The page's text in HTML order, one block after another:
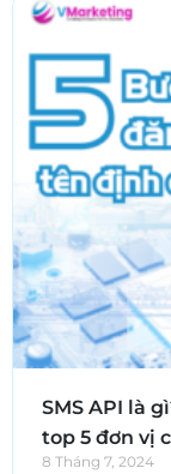
SMS API là
top 5 đơn vị
8 Tháng 7, 2024